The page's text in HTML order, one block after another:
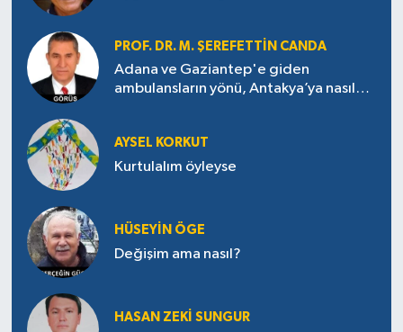
PROF. DR. M. ŞEREFETTIN CANDA
Adana ve Gaziantep'e giden
ambulansların yönü, Antakya’ya nasıl
AYSEL KORKUT
Kurtulalım öyleyse
HÜSEYIN ÖGE
Değişim ama nasıl?
HASAN ZEKI SUNGUR